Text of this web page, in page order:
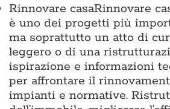
Rinnovare casaRinnovare
è uno dei progetti più
ma soprattutto un atto di
leggero o di una
ispirazione e informazioni
per affrontare il
impianti e normative.